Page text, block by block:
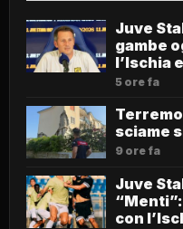
Juve
gambe
l’Ischia
5 ore fa
sciame
9 ore fa
Juve
con